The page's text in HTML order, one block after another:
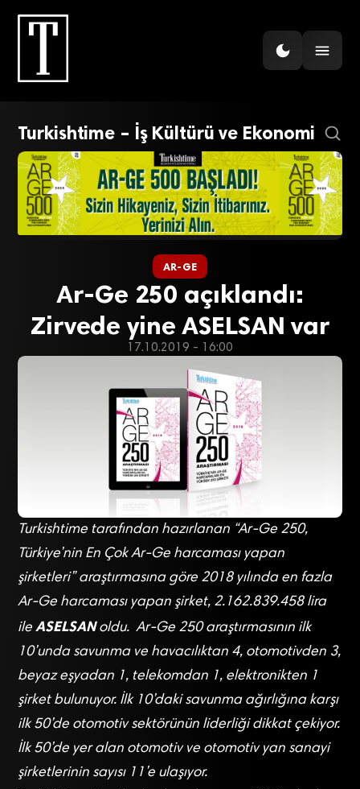
Turkishtime – İş Kültürü ve Ekonomi
AR-GE
Ar-Ge 250 açıklandı:
Zirvede yine ASELSAN var
17.10.2019 - 16:00
Turkishtime tarafından hazırlanan “Ar-Ge 250,
Türkiye’nin En Çok Ar-Ge harcaması yapan
şirketleri” araştırmasına göre 2018 yılında en fazla
Ar-Ge harcaması yapan şirket, 2.162.839.458 lira
ileASELSANoldu. Ar-Ge 250 araştırmasının ilk
10’unda savunma ve havacılıktan 4, otomotivden 3,
beyaz eşyadan 1, telekomdan 1, elektronikten 1
şirket bulunuyor. İlk 10’daki savunma ağırlığına karşı
ilk 50’de otomotiv sektörünün liderliği dikkat çekiyor.
İlk 50’de yer alan otomotiv ve otomotiv yan sanayi
şirketlerinin sayısı 11’e ulaşıyor.